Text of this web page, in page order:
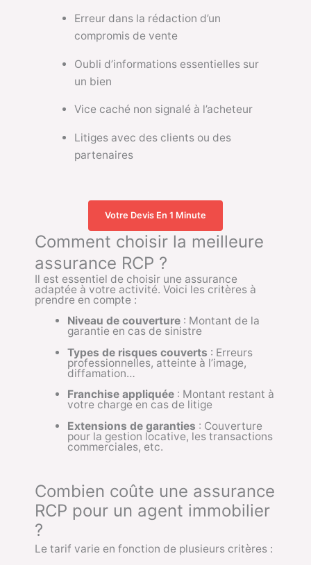
Erreur dans la rédaction d’un
compromis de vente
Oubli d’informations essentielles sur
un bien
Vice caché non signalé à l’acheteur
Litiges avec des clients ou des
partenaires
Votre Devis En 1 Minute
Comment choisir la meilleure
assurance RCP ?
Il est essentiel de choisir une assurance
adaptée à votre activité. Voici les critères à
prendre en compte :
Niveau de couverture: Montant de la
garantie en cas de sinistre
Types de risques couverts : Erreurs
professionnelles, atteinte à l’image,
diffamation…
Franchise appliquée: Montant restant à
votre charge en cas de litige
Extensions de garanties : Couverture
pour la gestion locative, les transactions
commerciales, etc.
Combien coûte une assurance
RCP pour un agent immobilier
?
Le tarif varie en fonction de plusieurs critères :